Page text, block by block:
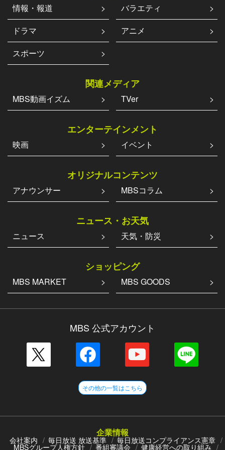
情報・報道
バラエティ
ドラマ
アニメ
スポーツ
関連メディア
MBS動画イズム TVer
エンターテインメント
映画 イベント
オリジナルコンテンツ
アナウンサー MBSコラム
ニュース・お天気
ニュース 天気・防災
ショッピング
MBS MARKET MBS GOODS
MBS 公式アカウント
その他の一覧はこちら
企業情報
会社案内 毎日放送 放送基準 毎日放送コンプライアンス憲章
MBSグループ人権方針 番組審議会 健康経営への取り組み